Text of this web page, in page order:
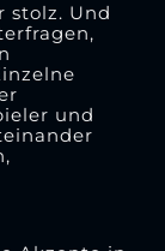
stolz. Und
und